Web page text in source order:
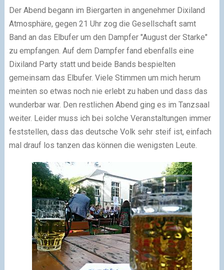
Der Abend begann im Biergarten in angenehmer Dixiland
Atmosphäre, gegen 21 Uhr zog die Gesellschaft samt
Band an das Elbufer um den Dampfer "August der Starke"
zu empfangen. Auf dem Dampfer fand ebenfalls eine
Dixiland Party statt und beide Bands bespielten
gemeinsam das Elbufer. Viele Stimmen um mich herum
meinten so etwas noch nie erlebt zu haben und dass das
wunderbar war. Den restlichen Abend ging es im Tanzsaal
weiter. Leider muss ich bei solche Veranstaltungen immer
feststellen, dass das deutsche Volk sehr steif ist, einfach
mal drauf los tanzen das können die wenigsten Leute.